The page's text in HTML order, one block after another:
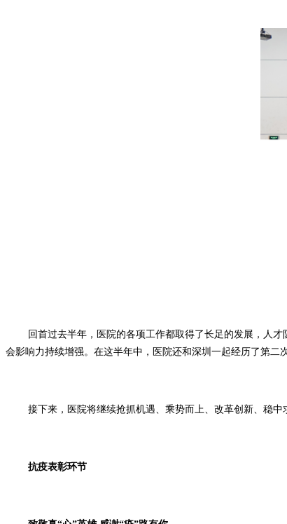
回首过去半年，医院的各项工作都取得了长足的发展，人
会影响力持续增强。在这半年中，医院还和深圳一起经历了第二
接下来，医院将继续抢抓机遇、乘势而上、改革创新、稳中
抗疫表彰环节